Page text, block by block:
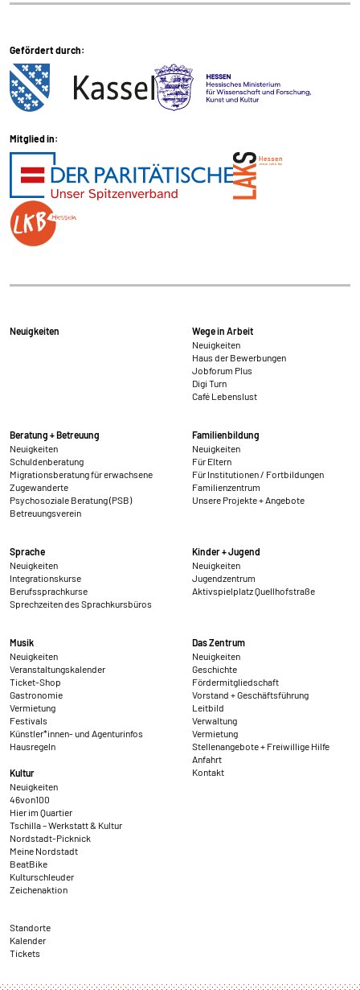
Gefördert durch:
Mitglied in:
Neuigkeiten
Wege in Arbeit
Neuigkeiten
Haus der Bewerbungen
Jobforum Plus
Digi Turn
Café Lebenslust
Beratung + Betreuung
Neuigkeiten
Schuldenberatung
Migrationsberatung für erwachsene
Zugewanderte
Psychosoziale Beratung (PSB)
Betreuungsverein
Familienbildung
Neuigkeiten
Für Eltern
Für Institutionen / Fortbildungen
Familienzentrum
Unsere Projekte + Angebote
Sprache
Neuigkeiten
Integrationskurse
Berufssprachkurse
Sprechzeiten des Sprachkursbüros
Kinder + Jugend
Neuigkeiten
Jugendzentrum
Aktivspielplatz Quellhofstraße
Musik
Neuigkeiten
Veranstaltungskalender
Ticket-Shop
Gastronomie
Vermietung
Festivals
Künstler*innen- und Agenturinfos
Hausregeln
Kultur
Neuigkeiten
46von100
Hier im Quartier
Tschilla – Werkstatt & Kultur
Nordstadt-Picknick
Meine Nordstadt
BeatBike
Kulturschleuder
Zeichenaktion
Das Zentrum
Neuigkeiten
Geschichte
Fördermitgliedschaft
Vorstand + Geschäftsführung
Leitbild
Verwaltung
Vermietung
Stellenangebote + Freiwillige Hilfe
Anfahrt
Kontakt
Standorte
Kalender
Tickets